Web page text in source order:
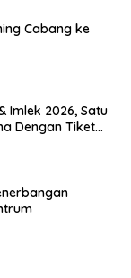
Cabang ke
Imlek 2026, Satu
Dengan Tiket